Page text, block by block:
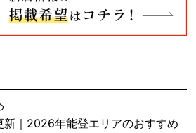
新｜2026年能登エリアのおすすめ